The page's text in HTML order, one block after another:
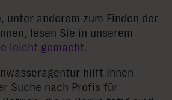
unter anderem zum Finden der
lesen Sie in unserem
leicht gemacht.
hilft Ihnen
Suche nach Profis für